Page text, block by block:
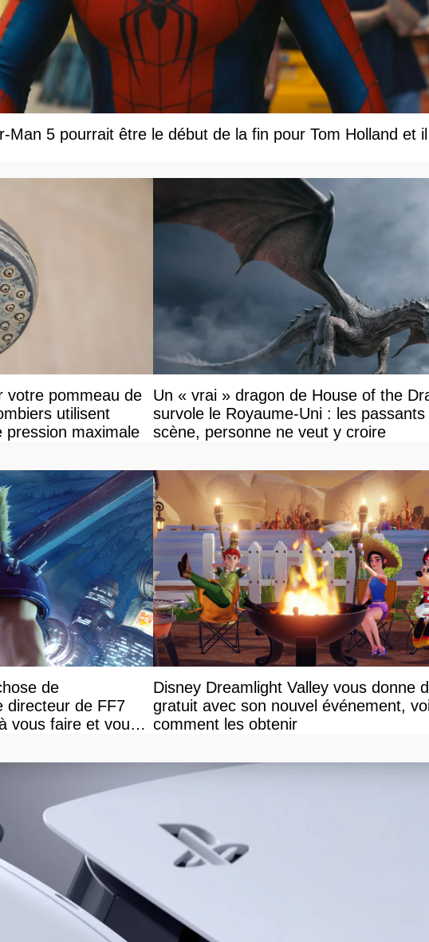
5 pourrait être le début de la fin pour Tom Holland et il
votre pommeau de
utilisent
maximale
Un « vrai » dragon de House of the
survole le Royaume-Uni : les
scène, personne ne veut y croire
de
directeur de FF7
vous faire et vous
Disney Dreamlight Valley vous donne
gratuit avec son nouvel événement,
comment les obtenir